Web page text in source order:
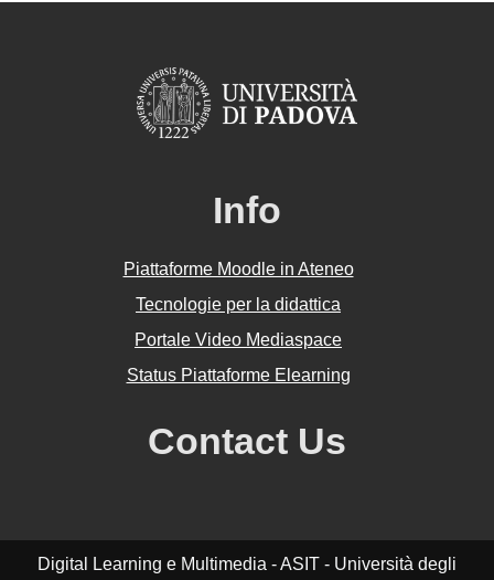
Info
Piattaforme Moodle in Ateneo
Tecnologie per la didattica
Portale Video Mediaspace
Status Piattaforme Elearning
Contact Us
Digital Learning e Multimedia - ASIT - Università degli